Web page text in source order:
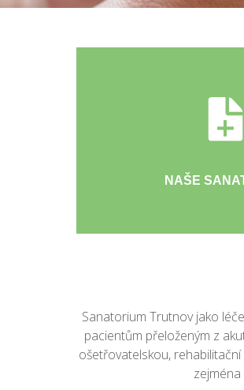
NAŠE
Sanatorium Trutnov jako
pacientům přeloženým z
ošetřovatelskou,